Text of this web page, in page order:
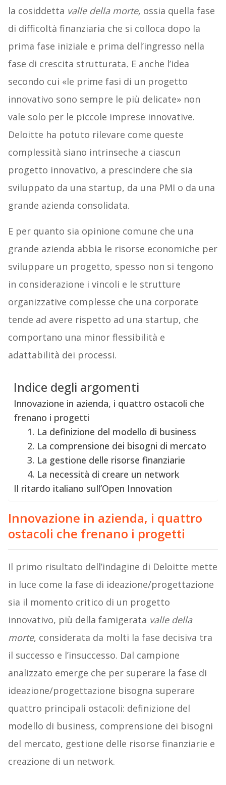
la cosiddetta valle della morte, ossia quella fase
di difficoltà finanziaria che si colloca dopo la
prima fase iniziale e prima dell’ingresso nella
fase di crescita strutturata. E anche l’idea
secondo cui «le prime fasi di un progetto
innovativo sono sempre le più delicate» non
vale solo per le piccole imprese innovative.
Deloitte ha potuto rilevare come queste
complessità siano intrinseche a ciascun
progetto innovativo, a prescindere che sia
sviluppato da una startup, da una PMI o da una
grande azienda consolidata.
E per quanto sia opinione comune che una
grande azienda abbia le risorse economiche per
sviluppare un progetto, spesso non si tengono
in considerazione i vincoli e le strutture
organizzative complesse che una corporate
tende ad avere rispetto ad una startup, che
comportano una minor flessibilità e
adattabilità dei processi.
Indice degli argomenti
Innovazione in azienda, i quattro ostacoli che
frenano i progetti
1. La definizione del modello di business
2. La comprensione dei bisogni di mercato
3. La gestione delle risorse finanziarie
4. La necessità di creare un network
Il ritardo italiano sull’Open Innovation
Innovazione in azienda, i quattro
ostacoli che frenano i progetti
Il primo risultato dell’indagine di Deloitte mette
in luce come la fase di ideazione/progettazione
sia il momento critico di un progetto
innovativo, più della famigerata valle della
morte, considerata da molti la fase decisiva tra
il successo e l’insuccesso. Dal campione
analizzato emerge che per superare la fase di
ideazione/progettazione bisogna superare
quattro principali ostacoli: definizione del
modello di business, comprensione dei bisogni
del mercato, gestione delle risorse finanziarie e
creazione di un network.